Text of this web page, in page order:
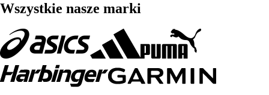
Wszystkie nasze marki